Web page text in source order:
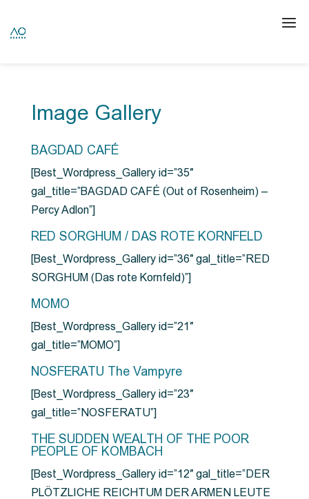
Image Gallery
BAGDAD CAFÉ
[Best_Wordpress_Gallery id=”35″
gal_title=”BAGDAD CAFÉ (Out of Rosenheim) –
Percy Adlon”]
RED SORGHUM / DAS ROTE KORNFELD
[Best_Wordpress_Gallery id=”36″ gal_title=”RED
SORGHUM (Das rote Kornfeld)”]
MOMO
[Best_Wordpress_Gallery id=”21″
gal_title=”MOMO”]
NOSFERATU The Vampyre
[Best_Wordpress_Gallery id=”23″
gal_title=”NOSFERATU”]
THE SUDDEN WEALTH OF THE POOR
PEOPLE OF KOMBACH
[Best_Wordpress_Gallery id=”12″ gal_title=”DER
PLÖTZLICHE REICHTUM DER ARMEN LEUTE